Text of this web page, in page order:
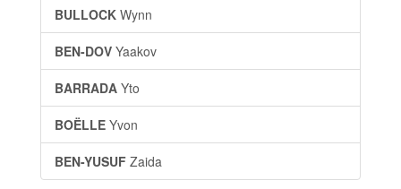
BULLOCK Wynn
BEN-DOV Yaakov
BARRADA Yto
BOËLLE Yvon
BEN-YUSUF Zaida